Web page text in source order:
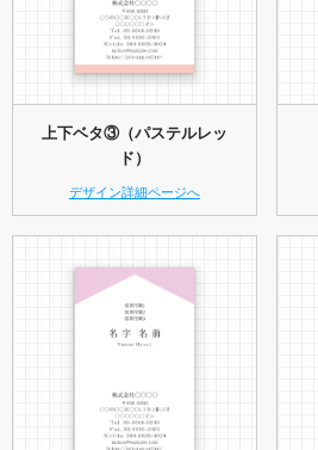
上下ベタ③（パステルレッ
ド）
デザイン詳細ページへ